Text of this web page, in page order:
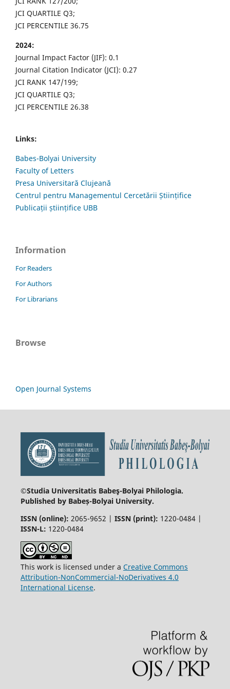
JCI QUARTILE Q3;
JCI PERCENTILE 36.75
2024:
Journal Impact Factor (JIF): 0.1
Journal Citation Indicator (JCI): 0.27
JCI RANK 147/199;
JCI QUARTILE Q3;
JCI PERCENTILE 26.38
Links:
Babes-Bolyai University
Faculty of Letters
Presa Universitară Clujeană
Centrul pentru Managementul Cercetării Științifice
Publicații științifice UBB
Information
For Readers
For Authors
For Librarians
Browse
Open Journal Systems
©Studia Universitatis Babeş-Bolyai Philologia.
Published by Babeș-Bolyai University.
ISSN (online): 2065-9652 | ISSN (print): 1220-0484 |
ISSN-L: 1220-0484
This work is licensed under a Creative Commons
Attribution-NonCommercial-NoDerivatives 4.0
International License.